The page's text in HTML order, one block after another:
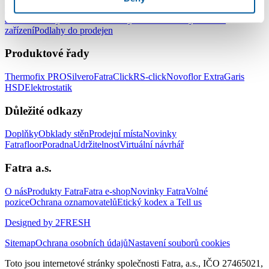
a zdravotnických zařízení
zařízeníPodlahy do prodejen
Produktové řady
Thermofix PROSilveroFatraClickRS-clickNovoflor ExtraGaris
HSDElektrostatik
Důležité odkazy
DoplňkyObklady stěnProdejní místaNovinky
FatrafloorPoradnaUdržitelnostVirtuální návrhář
Fatra a.s.
O násProdukty FatraFatra e-shopNovinky FatraVolné
poziceOchrana oznamovatelůEtický kodex a Tell us
Designed by 2FRESH
SitemapOchrana osobních údajůNastavení souborů cookies
Toto jsou internetové stránky společnosti Fatra, a.s., IČO 27465021,